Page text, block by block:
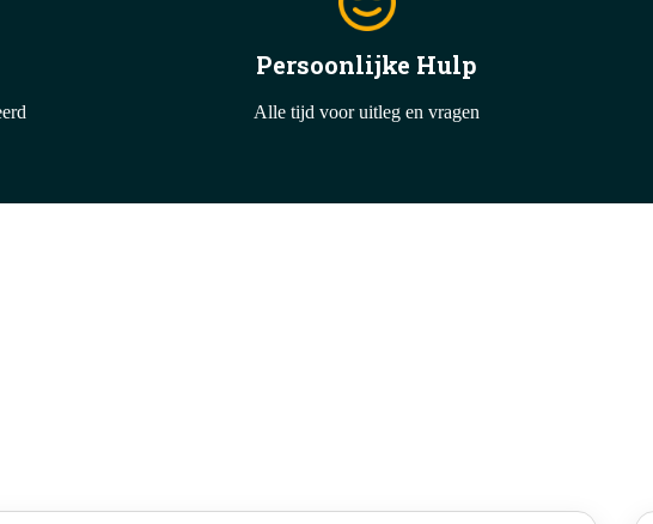
Persoonlijke Hulp
Alle tijd voor uitleg en vragen